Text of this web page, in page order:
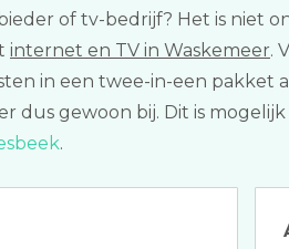
of tv-bedrijf? Het is niet
internet en TV in Waskemeer.
in een twee-in-een pakket
dus gewoon bij. Dit is
.